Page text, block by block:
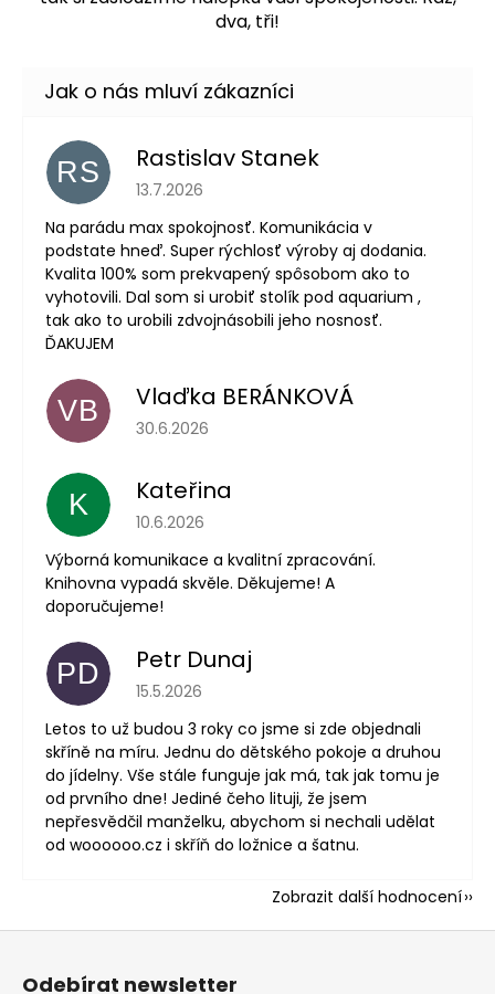
dva, tři!
RS Rastislav Stanek
Hodnocení obchodu je 5 z 5 hvězdiček.
13.7.2026
Na parádu max spokojnosť. Komunikácia v
podstate hneď. Super rýchlosť výroby aj dodania.
Kvalita 100% som prekvapený spôsobom ako to
vyhotovili. Dal som si urobiť stolík pod aquarium ,
tak ako to urobili zdvojnásobili jeho nosnosť.
ĎAKUJEM
VB Vlaďka BERÁNKOVÁ
Hodnocení obchodu je 5 z 5 hvězdiček.
30.6.2026
K Kateřina
Hodnocení obchodu je 5 z 5 hvězdiček.
10.6.2026
Výborná komunikace a kvalitní zpracování.
Knihovna vypadá skvěle. Děkujeme! A
doporučujeme!
PD Petr Dunaj
Hodnocení obchodu je 5 z 5 hvězdiček.
15.5.2026
Letos to už budou 3 roky co jsme si zde objednali
skříně na míru. Jednu do dětského pokoje a druhou
do jídelny. Vše stále funguje jak má, tak jak tomu je
od prvního dne! Jediné čeho lituji, že jsem
nepřesvědčil manželku, abychom si nechali udělat
od woooooo.cz i skříň do ložnice a šatnu.
Zobrazit další hodnocení
Z
Odebírat newsletter